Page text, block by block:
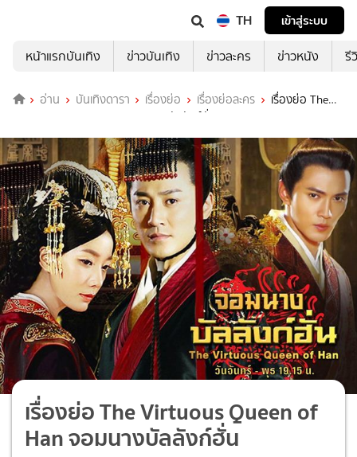
TH
เข้าสู่ระบบ
หน้าแรกบันเทิง
ข่าวบันเทิง ข่าวละคร ข่าวหนัง รี
อ่าน บันเทิงดารา เรื่องย่อ เรื่องย่อละคร
เรื่องย่อ The
Virtuous Queen of Han จอมนางบัลลังก์ฮั่น
เรื่องย่อ The Virtuous Queen of
Han จอมนางบัลลังก์ฮั่น